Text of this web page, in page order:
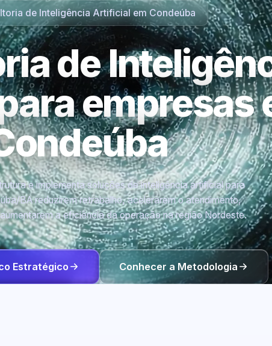
de Inteligência Artificial em Condeúba
de
empresas
e implementa soluções de inteligência artificial para
BA reduzirem retrabalho, acelerarem o atendimento,
a eficiência da operação na região Nordeste.
Estratégico Conhecer a Metodologia